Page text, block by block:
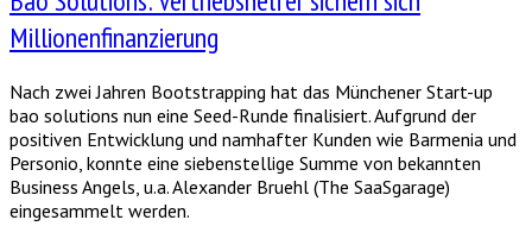
Millionenfinanzierung
Nach zwei Jahren Bootstrapping hat das Münchener Start-up
bao solutions nun eine Seed-Runde finalisiert. Aufgrund der
positiven Entwicklung und namhafter Kunden wie Barmenia und
Personio, konnte eine siebenstellige Summe von bekannten
Business Angels, u.a. Alexander Bruehl (The SaaSgarage)
eingesammelt werden.